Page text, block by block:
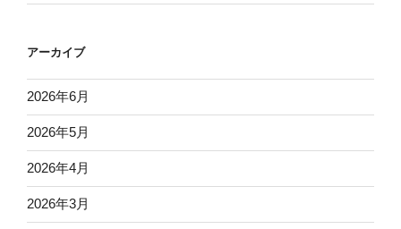
アーカイブ
2026年6月
2026年5月
2026年4月
2026年3月